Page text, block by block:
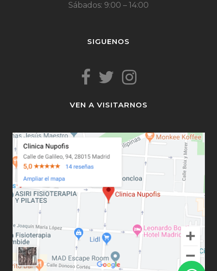
Sábados: 9:00 – 14:00
SIGUENOS
VEN A VISITARNOS